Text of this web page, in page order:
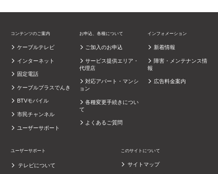
コンテンツのご案内
ケーブルテレビ
インターネット
固定電話
ケーブルプラスでんき
BTVモバイル
市民チャンネル
ユーザーサポート
お申込、各種について
ご加入のお申込
サービス提供エリア・
代理店
対応アパート・マンシ
ョン
各種変更手続きについ
て
よくあるご質問
インフォメーション
新着情報
障害・メンテナンス情
報
広告料金案内
ユーザーサポート
テレビについて
このサイトについて
サイトマップ